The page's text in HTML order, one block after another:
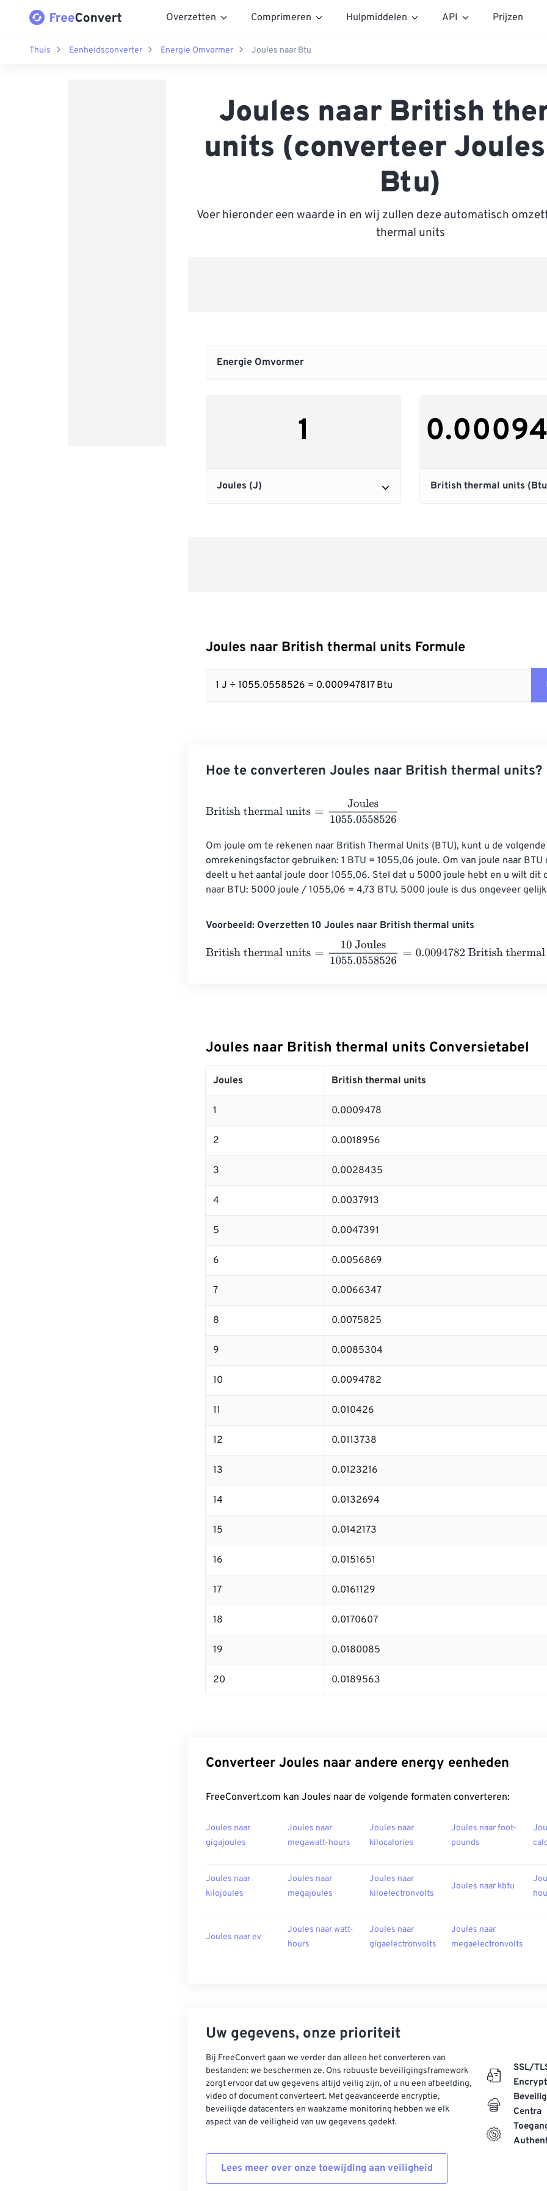
Overzetten Comprimeren Hulpmiddelen API Prijzen
Thuis Eenheidsconverter Energie Omvormer Joules naar Btu
Joules naar British
units (converteer
Btu)
Voer hieronder een waarde in en wij zullen deze automatisch
thermal units
Joules naar British thermal units Formule
1 J ÷ 1055.0558526 = 0.000947817 Btu
Hoe te converteren Joules naar British thermal units?
British thermal units =Joules 1055.0558526
Om joule om te rekenen naar British Thermal Units (BTU), kunt u de volgende
omrekeningsfactor gebruiken: 1 BTU = 1055,06 joule. Om van joule naar
deelt u het aantal joule door 1055,06. Stel dat u 5000 joule hebt en u wilt dit
naar BTU: 5000 joule / 1055,06 = 4,73 BTU. 5000 joule is dus ongeveer gelijk
Voorbeeld: Overzetten 10 Joules naar British thermal units
British thermal units
= 10 Joules1055.0558526 =0.0094782 British thermal
Joules naar British thermal units Conversietabel
Joules British thermal units
1 0.0009478
2 0.0018956
3 0.0028435
4 0.0037913
5 0.0047391
6 0.0056869
7 0.0066347
8 0.0075825
9 0.0085304
10 0.0094782
11 0.010426
12 0.0113738
13 0.0123216
14 0.0132694
15 0.0142173
16 0.0151651
17 0.0161129
18 0.0170607
19 0.0180085
20 0.0189563
Converteer Joules naar andere energy eenheden
FreeConvert.com kan Joules naar de volgende formaten converteren:
Joules naar
gigajoules
Joules naar
megawatt-hours
Joules naar
kilocalories
Joules naar foot-
pounds
Joules naar
kilojoules
Joules naar
megajoules
Joules naar
kiloelectronvolts
Joules naar kbtu
Joules naar ev
Joules naar watt-
hours
Joules naar
gigaelectronvolts
Joules naar
megaelectronvolts
Uw gegevens, onze prioriteit
Bij FreeConvert gaan we verder dan alleen het converteren van
bestanden: we beschermen ze. Ons robuuste beveiligingsframework
zorgt ervoor dat uw gegevens altijd veilig zijn, of u nu een afbeelding,
video of document converteert. Met geavanceerde encryptie,
beveiligde datacenters en waakzame monitoring hebben we elk
aspect van de veiligheid van uw gegevens gedekt.
Lees meer over onze toewijding aan veiligheid
SSL/
Centra